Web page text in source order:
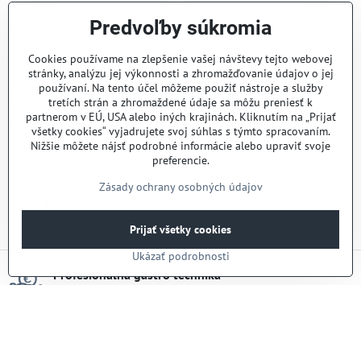
Nie sú žiadne ďalšie produkty.
1 2
Potrebujete poradiť?
Kontaktujte nás:
+421 914 27 44 27
Profesionálna gastro technika
Predvoľby súkromia
Cookies používame na zlepšenie vašej návštevy tejto webovej
stránky, analýzu jej výkonnosti a zhromažďovanie údajov o jej
používaní. Na tento účel môžeme použiť nástroje a služby
tretích strán a zhromaždené údaje sa môžu preniesť k
partnerom v EÚ, USA alebo iných krajinách. Kliknutím na „Prijať
všetky cookies“ vyjadrujete svoj súhlas s týmto spracovaním.
Nižšie môžete nájsť podrobné informácie alebo upraviť svoje
preferencie.
Zásady ochrany osobných údajov
Ukázať podrobnosti
Prijať všetky cookies